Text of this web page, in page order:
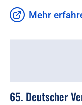
Mehr
65. Deutscher